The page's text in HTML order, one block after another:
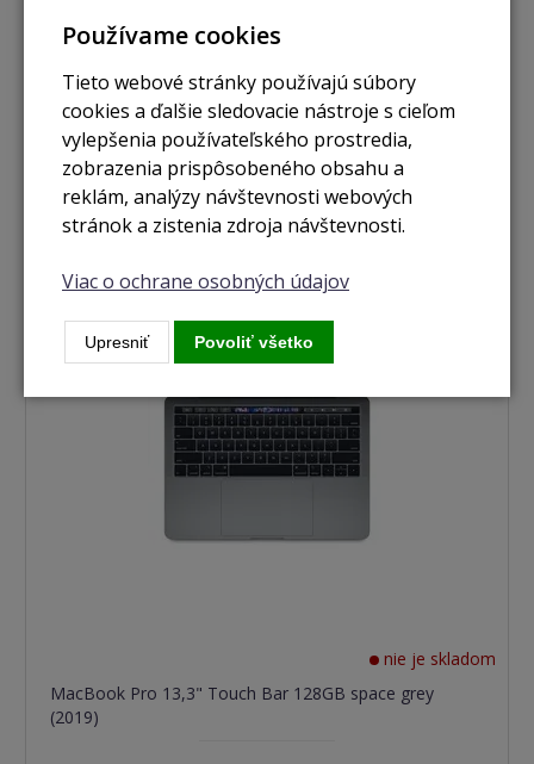
MacBook Pro 13,3" Touch Bar / 16GB RAM/ 128GB
Zobraziť
Použité
nie je skladom
MacBook Pro 13,3" Touch Bar 128GB space grey
(2019)
Používame cookies
Tieto webové stránky používajú súbory
cookies a ďalšie sledovacie nástroje s cieľom
vylepšenia používateľského prostredia,
zobrazenia prispôsobeného obsahu a
reklám, analýzy návštevnosti webových
stránok a zistenia zdroja návštevnosti.
Viac o ochrane osobných údajov
Upresniť Povoliť všetko